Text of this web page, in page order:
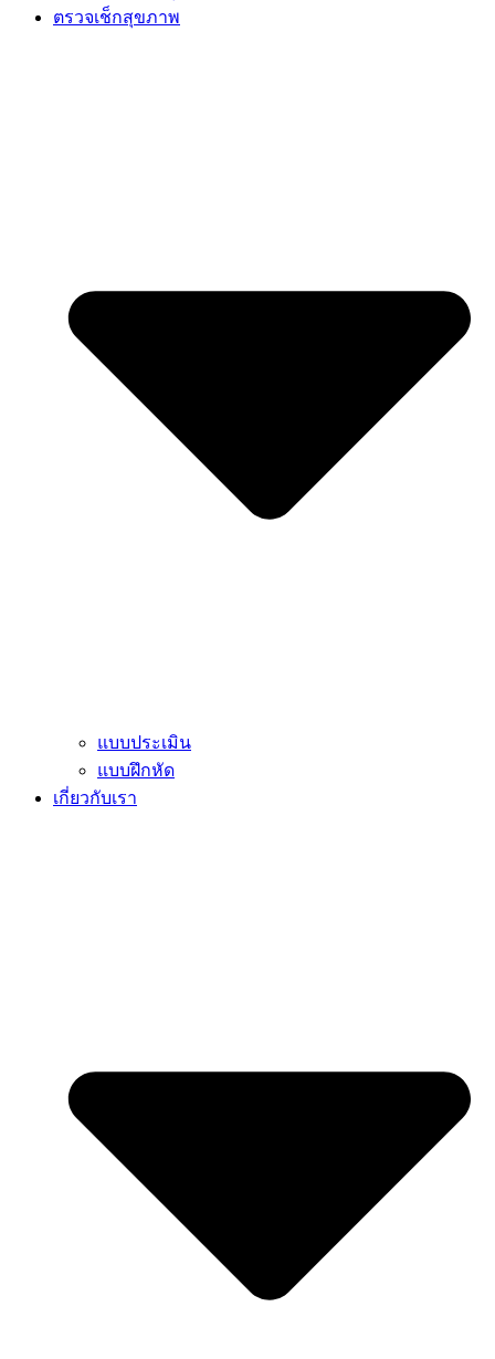
ตรวจเช็กสุขภาพ
แบบประเมิน
แบบฝึกหัด
เกี่ยวกับเรา